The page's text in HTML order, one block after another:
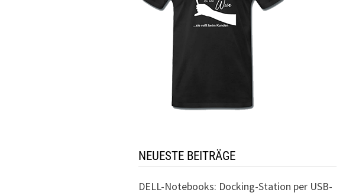
NEUESTE BEITRÄGE
DELL-Notebooks: Docking-Station per USB-